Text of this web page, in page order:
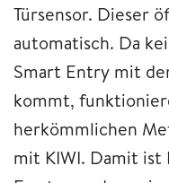
Türsensor. Dieser
automatisch. Da
Smart Entry mit
kommt,
herkömmlichen
mit KIWI. Damit ist